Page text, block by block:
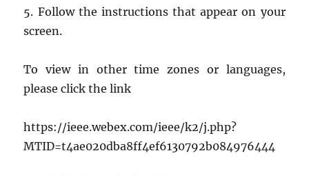
5. Follow the instructions that appear on your
screen.
To view in other time zones or languages,
please click the link
https://ieee.webex.com/ieee/k2/j.php?
MTID=t4ae020dba8ff4ef6130792b084976444